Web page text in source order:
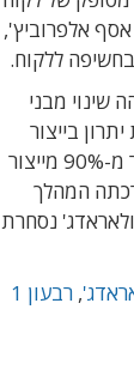
אלפרוביץ',
ללקוח.
מבני
בייצור
מקומי ועמידה בדרישות רגולטוריות אמריקאיות. כיום יותר מ-90% מייצור
המהלך
נסחרת
,
רבעון 1